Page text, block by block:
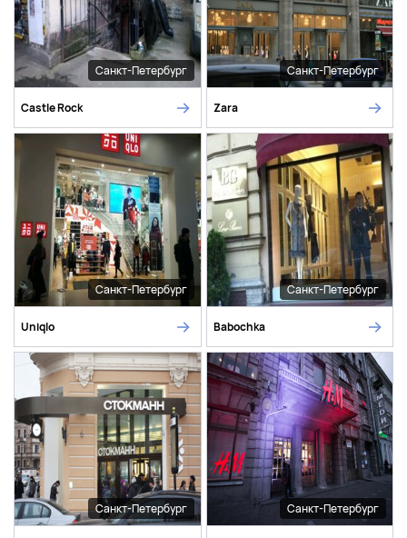
Санкт-Петербург
Castle Rock
Санкт-Петербург
Zara
Санкт-Петербург
Uniqlo
Санкт-Петербург
Babochka
Санкт-Петербург Санкт-Петербург